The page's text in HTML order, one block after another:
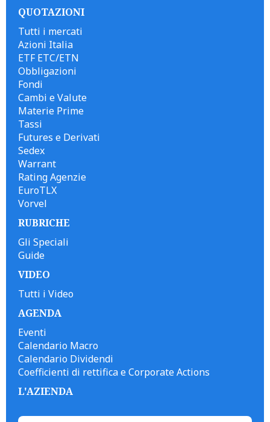
QUOTAZIONI
Tutti i mercati
Azioni Italia
ETF ETC/ETN
Obbligazioni
Fondi
Cambi e Valute
Materie Prime
Tassi
Futures e Derivati
Sedex
Warrant
Rating Agenzie
EuroTLX
Vorvel
RUBRICHE
Gli Speciali
Guide
VIDEO
Tutti i Video
AGENDA
Eventi
Calendario Macro
Calendario Dividendi
Coefficienti di rettifica e Corporate Actions
L'AZIENDA